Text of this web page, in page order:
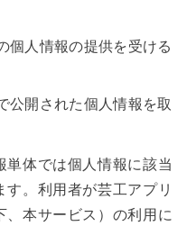
個人情報の提供を受ける
公開された個人情報を取
単体では個人情報に該当
。利用者が芸工アプリ
本サービス）の利用に